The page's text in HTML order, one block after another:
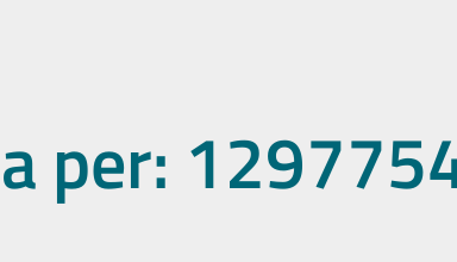
per: